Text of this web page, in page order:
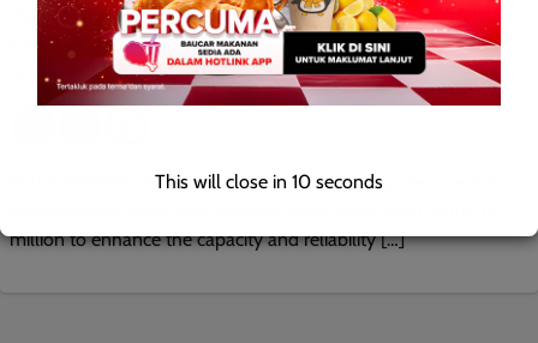
Two Projects Worth RM119.12 Million to Strengthen
Electricity Supply in Semporna
Roodwill July 20, 2026 0
KOTA KINABALU: July 20, 2026 — The Sabah government is
million to enhance the capacity and reliability […]
This will close in9seconds